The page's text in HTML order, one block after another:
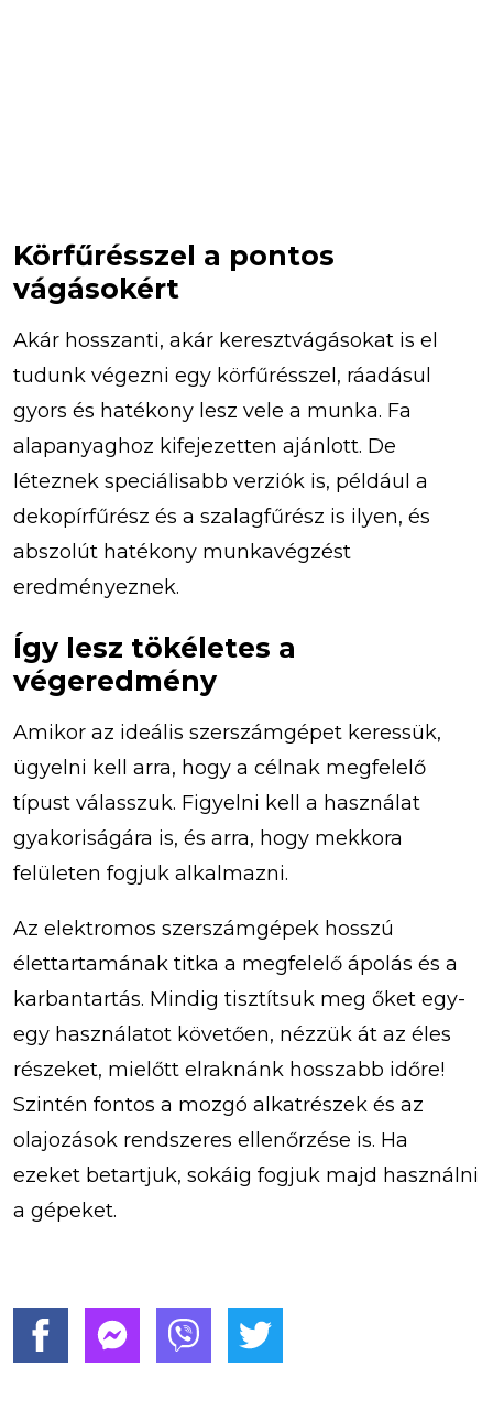
Körfűrésszel a pontos
vágásokért
Akár hosszanti, akár keresztvágásokat is el
tudunk végezni egy körfűrésszel, ráadásul
gyors és hatékony lesz vele a munka. Fa
alapanyaghoz kifejezetten ajánlott. De
léteznek speciálisabb verziók is, például a
dekopírfűrész és a szalagfűrész is ilyen, és
abszolút hatékony munkavégzést
eredményeznek.
Így lesz tökéletes a
végeredmény
Amikor az ideális szerszámgépet keressük,
ügyelni kell arra, hogy a célnak megfelelő
típust válasszuk. Figyelni kell a használat
gyakoriságára is, és arra, hogy mekkora
felületen fogjuk alkalmazni.
Az elektromos szerszámgépek hosszú
élettartamának titka a megfelelő ápolás és a
karbantartás. Mindig tisztítsuk meg őket egy-
egy használatot követően, nézzük át az éles
részeket, mielőtt elraknánk hosszabb időre!
Szintén fontos a mozgó alkatrészek és az
olajozások rendszeres ellenőrzése is. Ha
ezeket betartjuk, sokáig fogjuk majd használni
a gépeket.